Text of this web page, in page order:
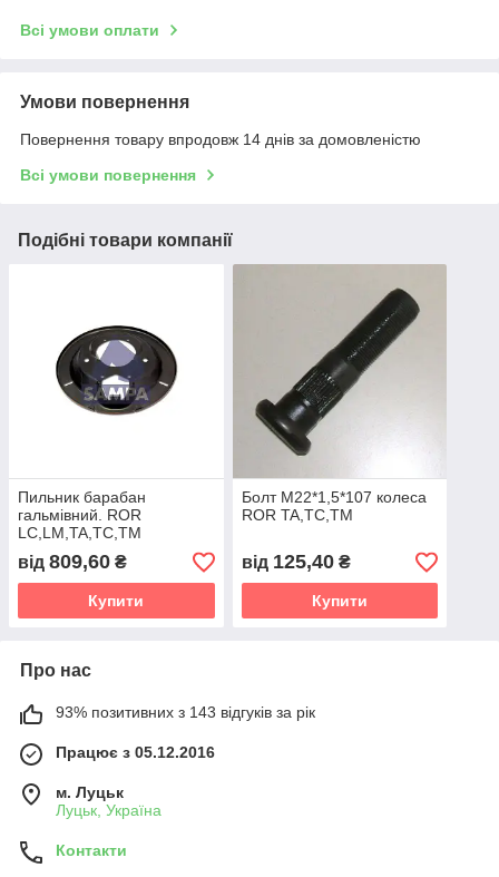
Всі умови оплати
Умови повернення
Повернення товару впродовж 14 днів за домовленістю
Всі умови повернення
Подібні товари компанії
Пильник барабан
гальмівний. ROR
LC,LM,TA,TC,TM
15220648
від 809,60 ₴
Купити
Болт М22*1,5*107 колеса
ROR TA,TC,TM
від 125,40₴
Купити
Про нас
93% позитивних з 143 відгуків за рік
Працює з 05.12.2016
м. Луцьк
Луцьк, Україна
Контакти